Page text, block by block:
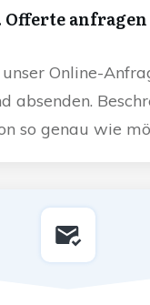
Offerte anfragen
Online-
absenden.
so genau wie